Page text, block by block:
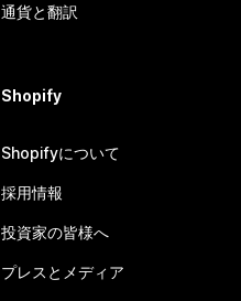
通貨と翻訳
Shopify
Shopifyについて
採用情報
投資家の皆様へ
プレスとメディア